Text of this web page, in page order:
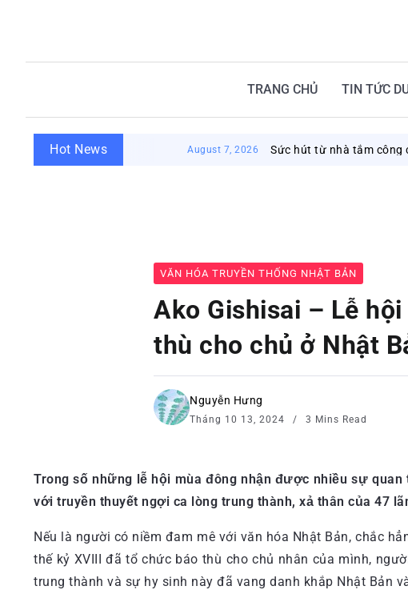
TRANG CHỦ TIN TỨC
Hot News August 7, 2026 Sức hút từ nhà tắm công cộng
VĂN HÓA TRUYỀN THỐNG NHẬT BẢN
Ako Gishisai – Lễ
thù cho chủ ở Nhật
Nguyễn Hưng
Tháng 10 13, 2024 3 Mins Read
Trong số những lễ hội mùa đông nhận được nhiều sự
với truyền thuyết ngợi ca lòng trung thành, xả thân của 47
Nếu là người có niềm đam mê với văn hóa Nhật Bản, chắc
thế kỷ XVIII đã tổ chức báo thù cho chủ nhân của mình,
trung thành và sự hy sinh này đã vang danh khắp Nhật Bản